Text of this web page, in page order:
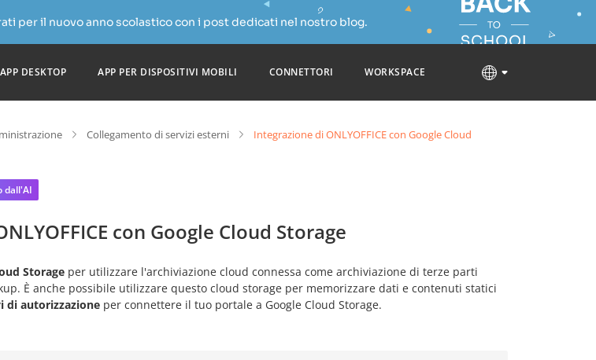
per il nuovo anno scolastico con i post dedicati nel nostro blog.
APP DESKTOP APP PER DISPOSITIVI MOBILI CONNETTORI WORKSPACE
Collegamento di servizi esterni
Integrazione di ONLYOFFICE con Google Cloud
dall'AI
con Google Cloud Storage
Storage per utilizzare l'archiviazione cloud connessa come archiviazione di terze parti
È anche possibile utilizzare questo cloud storage per memorizzare dati e contenuti statici
di autorizzazione per connettere il tuo portale a Google Cloud Storage.